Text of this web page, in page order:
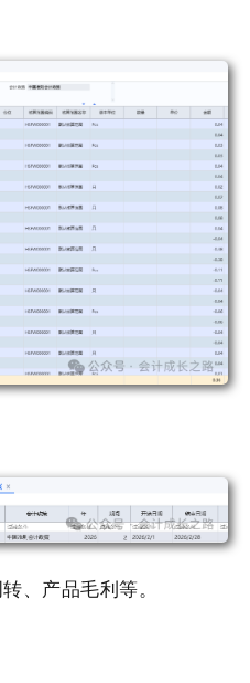
、产品毛利等。